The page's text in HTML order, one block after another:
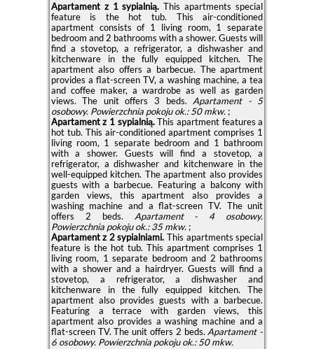
Apartament z 1 sypialnią. This apartments special
feature is the hot tub. This air-conditioned
apartment consists of 1 living room, 1 separate
bedroom and 2 bathrooms with a shower. Guests will
find a stovetop, a refrigerator, a dishwasher and
kitchenware in the fully equipped kitchen. The
apartment also offers a barbecue. The apartment
provides a flat-screen TV, a washing machine, a tea
and coffee maker, a wardrobe as well as garden
views. The unit offers 3 beds.Apartament - 5
osobowy. Powierzchnia pokoju ok.: 50 mkw.;
Apartament z 1 sypialnią.This apartment features a
hot tub. This air-conditioned apartment comprises 1
living room, 1 separate bedroom and 1 bathroom
with a shower. Guests will find a stovetop, a
refrigerator, a dishwasher and kitchenware in the
well-equipped kitchen. The apartment also provides
guests with a barbecue. Featuring a balcony with
garden views, this apartment also provides a
washing machine and a flat-screen TV. The unit
offers 2 beds. Apartament - 4 osobowy.
Powierzchnia pokoju ok.: 35 mkw.;
Apartament z 2 sypialniami. This apartments special
feature is the hot tub. This apartment comprises 1
living room, 1 separate bedroom and 2 bathrooms
with a shower and a hairdryer. Guests will find a
stovetop, a refrigerator, a dishwasher and
kitchenware in the fully equipped kitchen. The
apartment also provides guests with a barbecue.
Featuring a terrace with garden views, this
apartment also provides a washing machine and a
flat-screen TV. The unit offers 2 beds.Apartament -
6 osobowy. Powierzchnia pokoju ok.: 50 mkw.